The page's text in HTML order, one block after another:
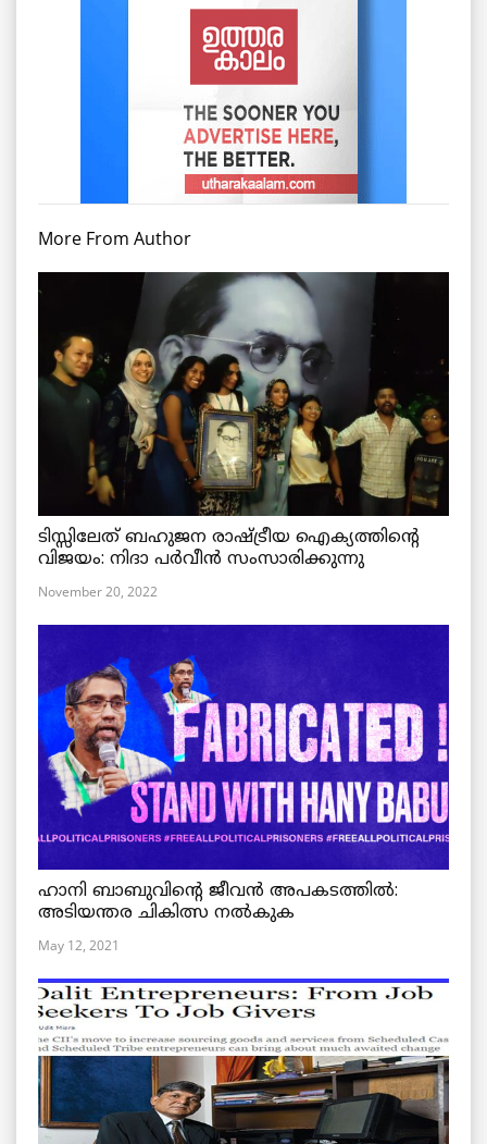
More From Author
ടിസ്സിലേത് ബഹുജന രാഷ്ട്രീയ ഐക്യത്തിന്റെ
വിജയം: നിദാ പർവീൻ സംസാരിക്കുന്നു
November 20, 2022
ഹാനി ബാബുവിന്റെ ജീവൻ അപകടത്തിൽ:
അടിയന്തര ചികിത്സ നൽകുക
May 12, 2021